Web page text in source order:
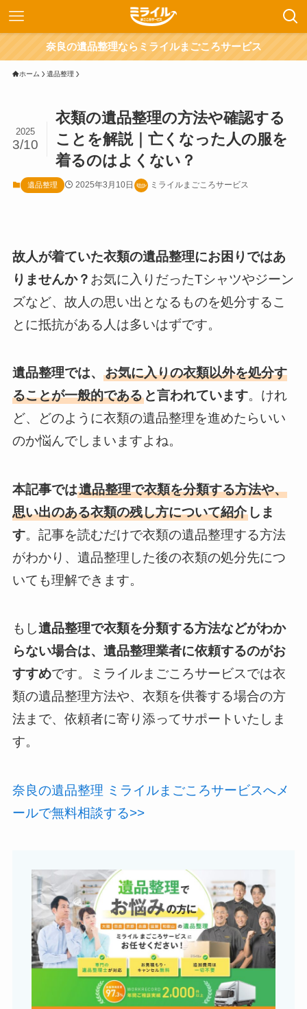
奈良の遺品整理ならミライルまごころサービス
ホーム 遺品整理
衣類の遺品整理の方法や確認する
ことを解説｜亡くなった人の服を
着るのはよくない？
2025
3/10
遺品整理 2025年3月10日 ミライルまごころサービス
故人が着ていた衣類の遺品整理にお困りではあ
りませんか？ お気に入りだったTシャツやジーン
ズなど、故人の思い出となるものを処分するこ
とに抵抗がある人は多いはずです。
遺品整理では、 お気に入りの衣類以外を処分す
ることが一般的であると言われています。けれ
ど、どのように衣類の遺品整理を進めたらいい
のか悩んでしまいますよね。
本記事では遺品整理で衣類を分類する方法や、
思い出のある衣類の残し方について紹介しま
す。記事を読むだけで衣類の遺品整理する方法
がわかり、遺品整理した後の衣類の処分先につ
いても理解できます。
もし遺品整理で衣類を分類する方法などがわか
らない場合は、遺品整理業者に依頼するのがお
すすめです。ミライルまごころサービスでは衣
類の遺品整理方法や、衣類を供養する場合の方
法まで、依頼者に寄り添ってサポートいたしま
す。
奈良の遺品整理 ミライルまごころサービスへメ
ールで無料相談する>>